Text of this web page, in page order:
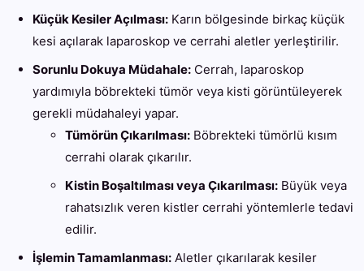
Küçük Kesiler Açılması: Karın bölgesinde birkaç küçük
kesi açılarak laparoskop ve cerrahi aletler yerleştirilir.
Sorunlu Dokuya Müdahale: Cerrah, laparoskop
yardımıyla böbrekteki tümör veya kisti görüntüleyerek
gerekli müdahaleyi yapar.
Tümörün Çıkarılması: Böbrekteki tümörlü kısım
cerrahi olarak çıkarılır.
Kistin Boşaltılması veya Çıkarılması: Büyük veya
rahatsızlık veren kistler cerrahi yöntemlerle tedavi
edilir.
İşlemin Tamamlanması: Aletler çıkarılarak kesiler